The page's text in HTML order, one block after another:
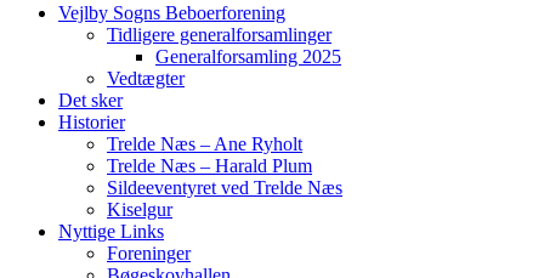
Vejlby Sogns Beboerforening
Tidligere generalforsamlinger
Generalforsamling 2025
Vedtægter
Det sker
Historier
Trelde Næs – Ane Ryholt
Trelde Næs – Harald Plum
Sildeeventyret ved Trelde Næs
Kiselgur
Nyttige Links
Foreninger